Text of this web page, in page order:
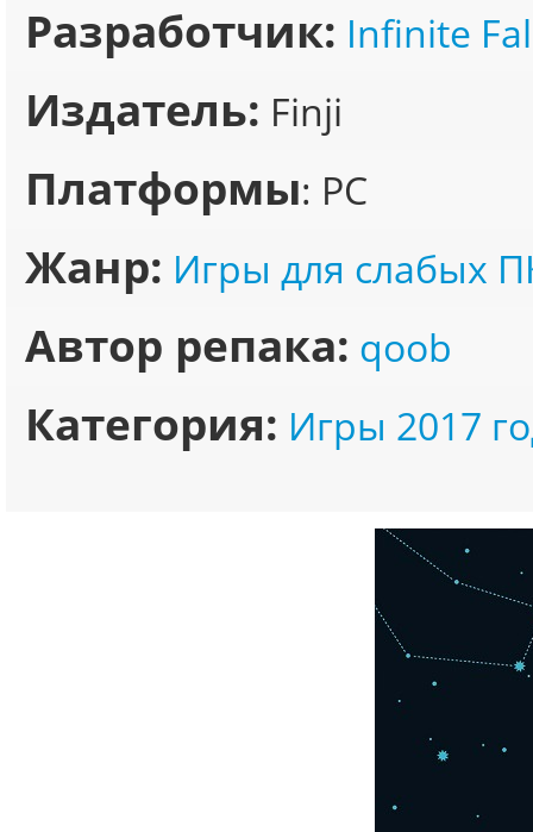
Разработчик: Infinite
Издатель: Finji
Платформы: PC
Жанр: Игры для слабых
Автор репака: qoob
Категория: Игры 2017